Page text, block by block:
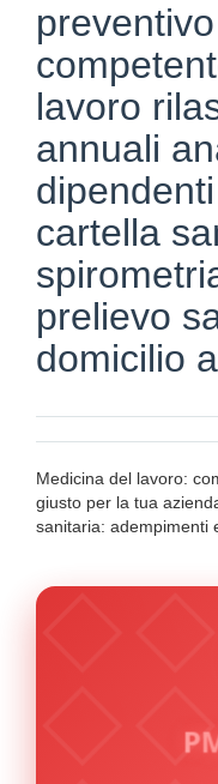
lavoro
annuali
cartella
prelievo
domicilio
Medicina del lavoro:
giusto per la tua
sanitaria: adempimenti